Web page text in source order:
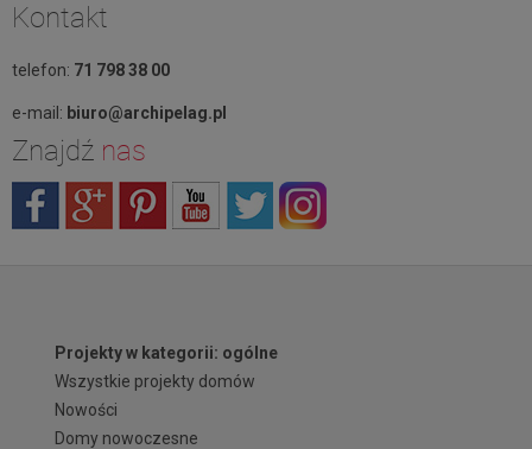
Kontakt
telefon: 71 798 38 00
e-mail: biuro@archipelag.pl
Znajdź nas
Projekty w kategorii: ogólne
Wszystkie projekty domów
Nowości
Domy nowoczesne